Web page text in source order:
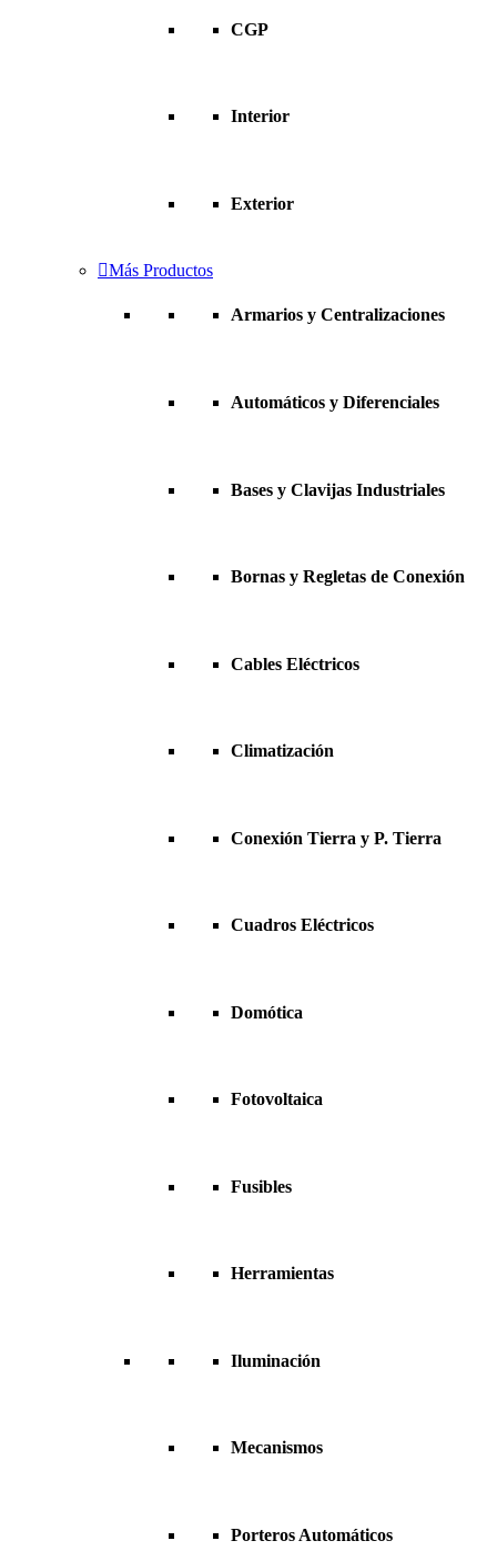
CGP
Interior
Exterior
Más Productos
Armarios y Centralizaciones
Automáticos y Diferenciales
Bases y Clavijas Industriales
Bornas y Regletas de Conexión
Cables Eléctricos
Climatización
Conexión Tierra y P. Tierra
Cuadros Eléctricos
Domótica
Fotovoltaica
Fusibles
Herramientas
Iluminación
Mecanismos
Porteros Automáticos